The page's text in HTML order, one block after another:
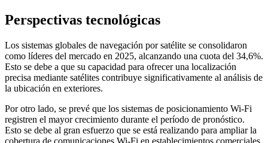
Perspectivas tecnológicas
Los sistemas globales de navegación por satélite se consolidaron
como líderes del mercado en 2025, alcanzando una cuota del 34,6%.
Esto se debe a que su capacidad para ofrecer una localización
precisa mediante satélites contribuye significativamente al análisis de
la ubicación en exteriores.
Por otro lado, se prevé que los sistemas de posicionamiento Wi-Fi
registren el mayor crecimiento durante el período de pronóstico.
Esto se debe al gran esfuerzo que se está realizando para ampliar la
cobertura de comunicaciones Wi-Fi en establecimientos comerciales,